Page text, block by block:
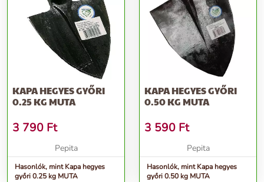
KAPA HEGYES GYŐRI
0.25 KG MUTA
3 790 Ft
Pepita
Hasonlók, mint Kapa hegyes
győri 0.25 kg MUTA
KAPA HEGYES GYŐRI
0.50 KG MUTA
3 590 Ft
Pepita
Hasonlók, mint Kapa hegyes
győri 0.50 kg MUTA